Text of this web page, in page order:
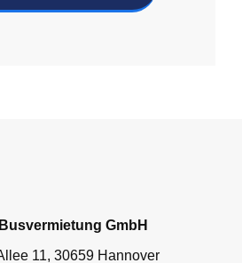
GmbH
11, 30659 Hannover